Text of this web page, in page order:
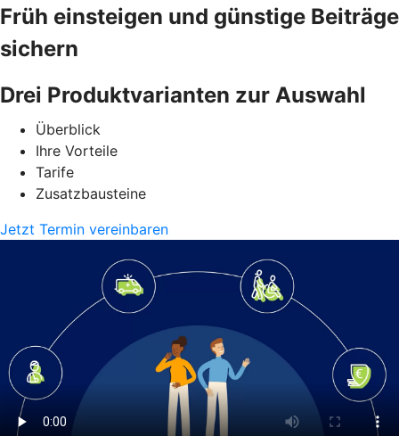
Früh einsteigen und günstige Beiträge
sichern
Drei Produktvarianten zur Auswahl
Überblick
Ihre Vorteile
Tarife
Zusatzbausteine
Jetzt Termin vereinbaren